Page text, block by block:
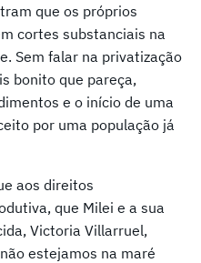
que os próprios
cortes substanciais na
Sem falar na privatização
bonito que pareça,
e o início de uma
por uma população já
aos direitos
que Milei e a sua
Victoria Villarruel,
estejamos na maré